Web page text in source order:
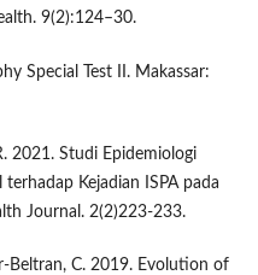
9(2):124–30.
Special Test II. Makassar:
2021. Studi Epidemiologi
Kejadian ISPA pada
Journal. 2(2)223-233.
Beltran, C. 2019. Evolution of